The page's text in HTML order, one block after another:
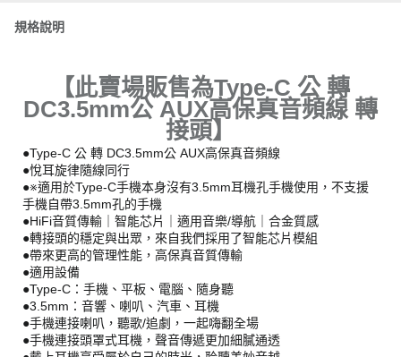
規格說明
【此賣場販售為Type-C 公 轉
DC3.5mm公 AUX高保真音頻線 轉
接頭】
●Type-C 公 轉 DC3.5mm公 AUX高保真音頻線
●悅耳旋律隨線同行
●※適用於Type-C手機本身沒有3.5mm耳機孔手機使用，不支援
手機自帶3.5mm孔的手機
●HiFi音質傳輸｜智能芯片｜適用音樂/導航｜合金質感
●轉接頭的穩定與出眾，來自我們採用了智能芯片模組
●帶來更高的管理性能，高保真音質傳輸
●適用設備
●Type-C：手機、平板、電腦、隨身聽
●3.5mm：音響、喇叭、汽車、耳機
●手機連接喇叭，聽歌/追劇，一起嗨翻全場
●手機連接頭罩式耳機，聲音傳遞更加細膩通透